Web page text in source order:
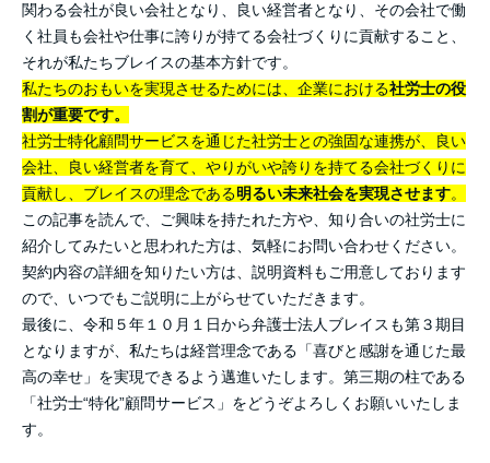
関わる会社が良い会社となり、良い経営者となり、その会社で働
く社員も会社や仕事に誇りが持てる会社づくりに貢献すること、
それが私たちブレイスの基本方針です。
私たちのおもいを実現させるためには、企業における社労士の役
割が重要です。
社労士特化顧問サービスを通じた社労士との強固な連携が、良い
会社、良い経営者を育て、やりがいや誇りを持てる会社づくりに
貢献し、ブレイスの理念である明るい未来社会を実現させます。
この記事を読んで、ご興味を持たれた方や、知り合いの社労士に
紹介してみたいと思われた方は、気軽にお問い合わせください。
契約内容の詳細を知りたい方は、説明資料もご用意しております
ので、いつでもご説明に上がらせていただきます。
最後に、令和５年１０月１日から弁護士法人ブレイスも第３期目
となりますが、私たちは経営理念である「喜びと感謝を通じた最
高の幸せ」を実現できるよう邁進いたします。第三期の柱である
「社労士“特化”顧問サービス」をどうぞよろしくお願いいたしま
す。